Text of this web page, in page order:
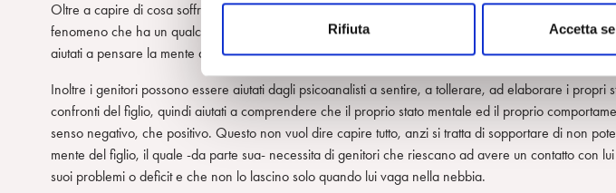
i
o
n
e
d
e
l
c
o
Rifiuta Accetta
Oltre a capire di cosa soffre il figlio e come funziona la sua mente, i genitori possono essere aiutati
fenomeno che ha un qualche senso, che è cioè il risultato di particolari stati mentali, di particolari suoi
aiutati a pensare la mente del figlio (con i sui desideri, angosce e bisogni), senza però confondersi
Inoltre i genitori possono essere aiutati dagli psicoanalisti a sentire, a tollerare, ad elaborare i propri
confronti del figlio, quindi aiutati a comprendere che il proprio stato mentale ed il proprio
senso negativo, che positivo. Questo non vuol dire capire tutto, anzi si tratta di sopportare di non
mente del figlio, il quale -da parte sua- necessita di genitori che riescano ad avere un contatto con
suoi problemi o deficit e che non lo lascino solo quando lui vaga nella nebbia.